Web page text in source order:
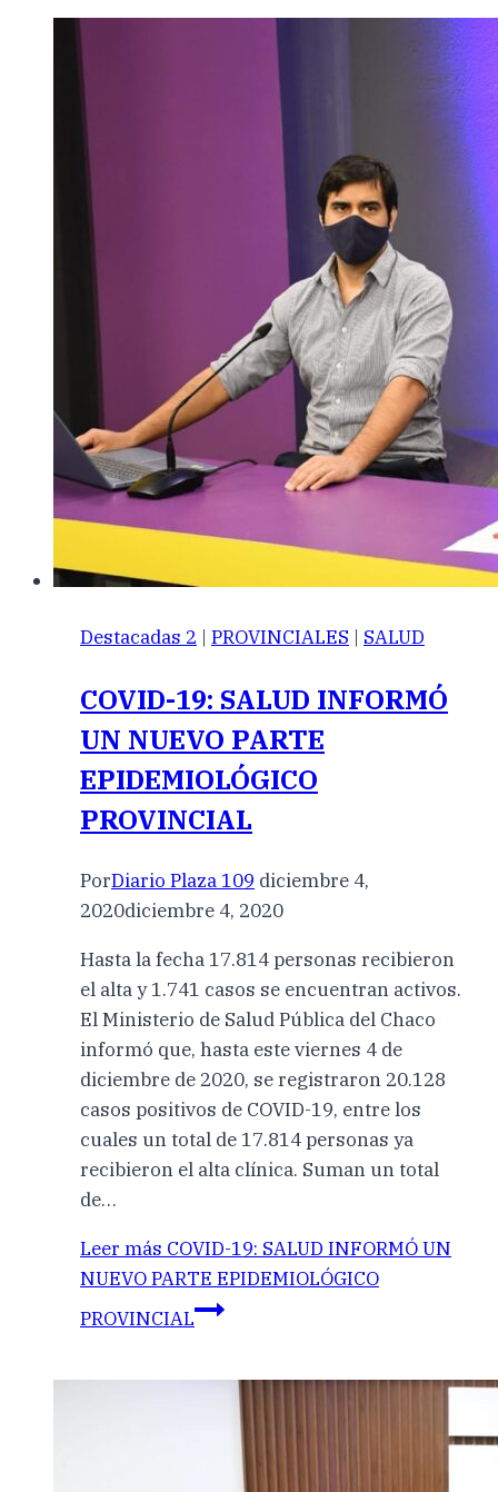
Destacadas 2 | PROVINCIALES | SALUD
COVID-19: SALUD INFORMÓ
UN NUEVO PARTE
EPIDEMIOLÓGICO
PROVINCIAL
PorDiario Plaza 109 diciembre 4,
2020diciembre 4, 2020
Hasta la fecha 17.814 personas recibieron
el alta y 1.741 casos se encuentran activos.
El Ministerio de Salud Pública del Chaco
informó que, hasta este viernes 4 de
diciembre de 2020, se registraron 20.128
casos positivos de COVID-19, entre los
cuales un total de 17.814 personas ya
recibieron el alta clínica. Suman un total
de…
Leer más COVID-19: SALUD INFORMÓ UN
NUEVO PARTE EPIDEMIOLÓGICO
PROVINCIAL